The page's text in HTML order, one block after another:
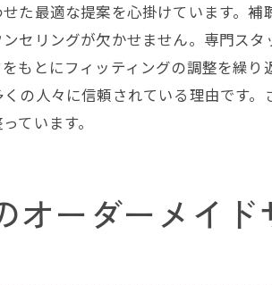
期間安心して使える補聴器サービス
ンター尾西が提供する最新技術と充
新の補聴器技術の特徴
器の選び方ガイド
域イベントでの補聴器相談会
た最適な提案を心掛けています。
セリングが欠かせません。専門ス
もとにフィッティングの調整を繰
の人々に信頼されている理由です
ています。
オーダーメイ